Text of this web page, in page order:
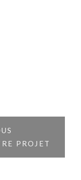
PROJET